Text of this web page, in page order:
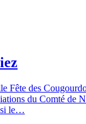
des
du Comté
le…